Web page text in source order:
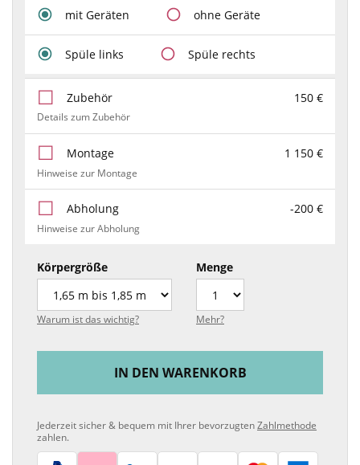
mit Geräten ohne Geräte
Spüle links Spüle rechts
Zubehör 150 €
Details zum Zubehör
Montage 1 150 €
Hinweise zur Montage
Abholung -200 €
Hinweise zur Abholung
Körpergröße
Warum ist das wichtig?
Menge
Mehr?
IN DEN WARENKORB
Jederzeit sicher & bequem mit Ihrer bevorzugtenZahlmethode
zahlen.